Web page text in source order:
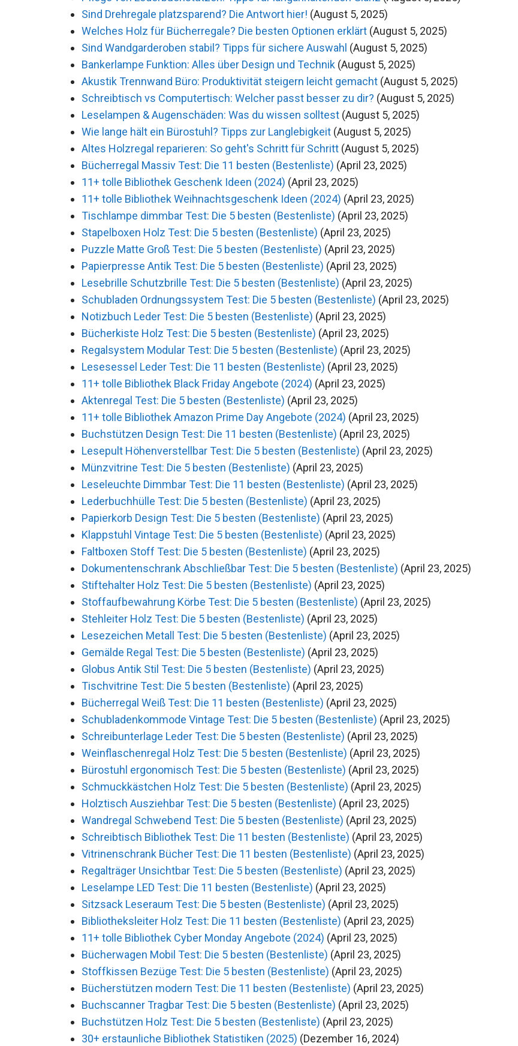
Sind Drehregale platzsparend? Die Antwort hier! (August 5, 2025)
Welches Holz für Bücherregale? Die besten Optionen erklärt (August 5, 2025)
Sind Wandgarderoben stabil? Tipps für sichere Auswahl (August 5, 2025)
Bankerlampe Funktion: Alles über Design und Technik (August 5, 2025)
Akustik Trennwand Büro: Produktivität steigern leicht gemacht (August 5, 2025)
Schreibtisch vs Computertisch: Welcher passt besser zu dir? (August 5, 2025)
Leselampen & Augenschäden: Was du wissen solltest (August 5, 2025)
Wie lange hält ein Bürostuhl? Tipps zur Langlebigkeit (August 5, 2025)
Altes Holzregal reparieren: So geht's Schritt für Schritt (August 5, 2025)
Bücherregal Massiv Test: Die 11 besten (Bestenliste) (April 23, 2025)
11+ tolle Bibliothek Geschenk Ideen (2024) (April 23, 2025)
11+ tolle Bibliothek Weihnachtsgeschenk Ideen (2024) (April 23, 2025)
Tischlampe dimmbar Test: Die 5 besten (Bestenliste) (April 23, 2025)
Stapelboxen Holz Test: Die 5 besten (Bestenliste) (April 23, 2025)
Puzzle Matte Groß Test: Die 5 besten (Bestenliste) (April 23, 2025)
Papierpresse Antik Test: Die 5 besten (Bestenliste) (April 23, 2025)
Lesebrille Schutzbrille Test: Die 5 besten (Bestenliste) (April 23, 2025)
Schubladen Ordnungssystem Test: Die 5 besten (Bestenliste) (April 23, 2025)
Notizbuch Leder Test: Die 5 besten (Bestenliste) (April 23, 2025)
Bücherkiste Holz Test: Die 5 besten (Bestenliste) (April 23, 2025)
Regalsystem Modular Test: Die 5 besten (Bestenliste) (April 23, 2025)
Lesesessel Leder Test: Die 11 besten (Bestenliste) (April 23, 2025)
11+ tolle Bibliothek Black Friday Angebote (2024) (April 23, 2025)
Aktenregal Test: Die 5 besten (Bestenliste) (April 23, 2025)
11+ tolle Bibliothek Amazon Prime Day Angebote (2024) (April 23, 2025)
Buchstützen Design Test: Die 11 besten (Bestenliste) (April 23, 2025)
Lesepult Höhenverstellbar Test: Die 5 besten (Bestenliste) (April 23, 2025)
Münzvitrine Test: Die 5 besten (Bestenliste) (April 23, 2025)
Leseleuchte Dimmbar Test: Die 11 besten (Bestenliste) (April 23, 2025)
Lederbuchhülle Test: Die 5 besten (Bestenliste) (April 23, 2025)
Papierkorb Design Test: Die 5 besten (Bestenliste) (April 23, 2025)
Klappstuhl Vintage Test: Die 5 besten (Bestenliste) (April 23, 2025)
Faltboxen Stoff Test: Die 5 besten (Bestenliste) (April 23, 2025)
Dokumentenschrank Abschließbar Test: Die 5 besten (Bestenliste) (April 23, 2025)
Stiftehalter Holz Test: Die 5 besten (Bestenliste) (April 23, 2025)
Stoffaufbewahrung Körbe Test: Die 5 besten (Bestenliste) (April 23, 2025)
Stehleiter Holz Test: Die 5 besten (Bestenliste) (April 23, 2025)
Lesezeichen Metall Test: Die 5 besten (Bestenliste) (April 23, 2025)
Gemälde Regal Test: Die 5 besten (Bestenliste) (April 23, 2025)
Globus Antik Stil Test: Die 5 besten (Bestenliste) (April 23, 2025)
Tischvitrine Test: Die 5 besten (Bestenliste) (April 23, 2025)
Bücherregal Weiß Test: Die 11 besten (Bestenliste) (April 23, 2025)
Schubladenkommode Vintage Test: Die 5 besten (Bestenliste) (April 23, 2025)
Schreibunterlage Leder Test: Die 5 besten (Bestenliste) (April 23, 2025)
Weinflaschenregal Holz Test: Die 5 besten (Bestenliste) (April 23, 2025)
Bürostuhl ergonomisch Test: Die 5 besten (Bestenliste) (April 23, 2025)
Schmuckkästchen Holz Test: Die 5 besten (Bestenliste) (April 23, 2025)
Holztisch Ausziehbar Test: Die 5 besten (Bestenliste) (April 23, 2025)
Wandregal Schwebend Test: Die 5 besten (Bestenliste) (April 23, 2025)
Schreibtisch Bibliothek Test: Die 11 besten (Bestenliste) (April 23, 2025)
Vitrinenschrank Bücher Test: Die 11 besten (Bestenliste) (April 23, 2025)
Regalträger Unsichtbar Test: Die 5 besten (Bestenliste) (April 23, 2025)
Leselampe LED Test: Die 11 besten (Bestenliste) (April 23, 2025)
Sitzsack Leseraum Test: Die 5 besten (Bestenliste) (April 23, 2025)
Bibliotheksleiter Holz Test: Die 11 besten (Bestenliste) (April 23, 2025)
11+ tolle Bibliothek Cyber Monday Angebote (2024) (April 23, 2025)
Bücherwagen Mobil Test: Die 5 besten (Bestenliste) (April 23, 2025)
Stoffkissen Bezüge Test: Die 5 besten (Bestenliste) (April 23, 2025)
Bücherstützen modern Test: Die 11 besten (Bestenliste) (April 23, 2025)
Buchscanner Tragbar Test: Die 5 besten (Bestenliste) (April 23, 2025)
Buchstützen Holz Test: Die 5 besten (Bestenliste) (April 23, 2025)
30+ erstaunliche Bibliothek Statistiken (2025) (Dezember 16, 2024)